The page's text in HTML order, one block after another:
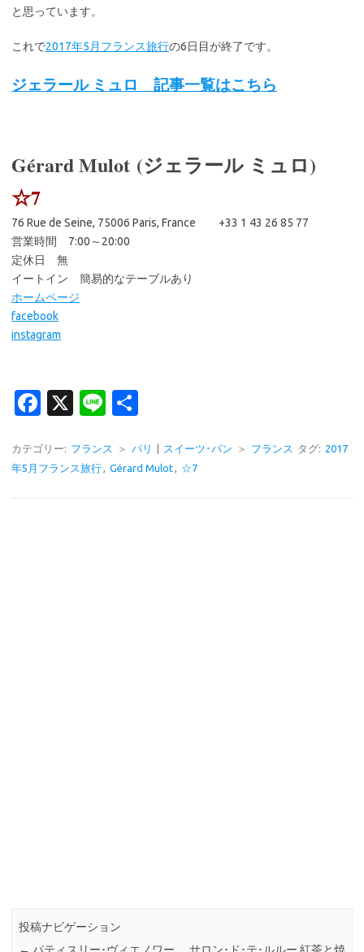
と思っています。
これで2017年5月フランス旅行の6日目が終了です。
ジェラール ミュロ 記事一覧はこちら
Gérard Mulot (ジェラール ミュロ)
☆7
76 Rue de Seine, 75006 Paris, France +33 1 43 26 85 77
営業時間 7:00～20:00
定休日 無
イートイン 簡易的なテーブルあり
ホームページ
facebook
instagram
Fa
e
b
X
Li
e
カテゴリー: フランス ＞ パリ スイーツ･パン ＞ フランス タグ: 2017
年5月フランス旅行, Gérard Mulot, ☆7
投稿ナビゲーション